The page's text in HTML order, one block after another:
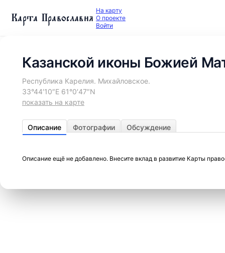
Карта Православия На карту
О проекте
Войти
Казанской иконы Божией
Республика Карелия. Михайловское.
33°44′10″E 61°0′47″N
показать на карте
Описание Фотографии Обсуждение
Описание ещё не добавлено. Внесите вклад в развитие Карты